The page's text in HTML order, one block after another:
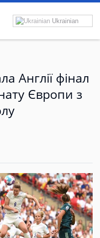
Ukrainian
Англії фінал
Європи з